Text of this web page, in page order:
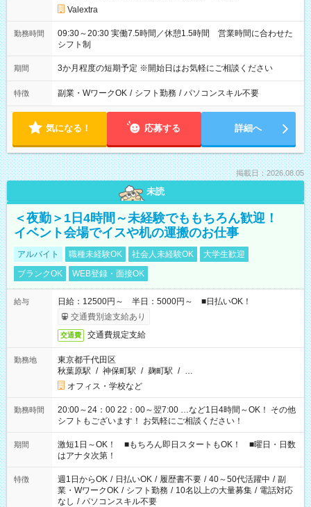
Valextra
勤務時間
09:30～20:30 実働7.5時間／休憩1.5時間 営業時間に合わせた
シフト制
期間 3か月程度の短期予定 ※開始日はお気軽にご相談ください
特徴 副業・WワークOK / シフト勤務 / パソコンスキル不要
気になる！ 応募する 詳細へ
掲載日：2026.08.05
未読
＜夜勤＞1日4時間～未経験でももちろん歓迎！
イベント会場でイスや机の運搬のお仕事
アルバイト 職種未経験OK 社会人未経験OK
大学生歓迎
ブランクOK
WEB登録・面接OK
給与
日給：12500円～ 半日：5000円～ ■日払いOK！
交通費別途支給あり
交通費 交通費規定支給
勤務地
東京都千代田区
秋葉原駅 / 神保町駅 / 麹町駅 / …
オフィス・学校など
勤務時間
20:00～24：00 22：00～翌7:00 …など1日4時間～OK！ その他
シフトもございます！ お気軽にご相談ください！
期間
激短1日～OK！ ■もちろん即日スタートもOK！ ■曜日・日数
はアナタ次第！
特徴 週1日からOK / 日払いOK / 履歴書不要 / 40～50代活躍中 / 副
業・WワークOK / シフト勤務 / 10名以上の大量募集 / 電話対応
なし / パソコンスキル不要